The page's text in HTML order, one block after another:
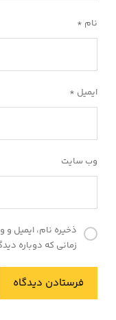
نام *
ایمیل *
وب‌ سایت
ذخیره نام، ایمیل و
زمانی که دوباره
فرستادن دیدگاه